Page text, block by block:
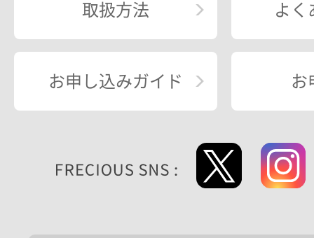
取扱方法 よく
お申し込みガイド お